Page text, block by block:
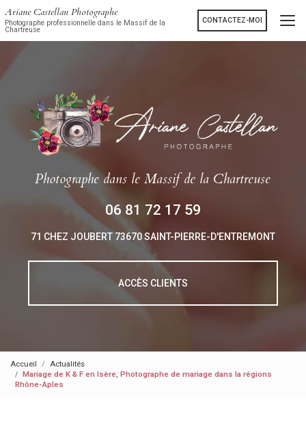
au
contenu
Ariane Castellan Photographe
Photographe professionnelle dans le Massif de la
Chartreuse
CONTACTEZ-MOI
Photographedans le Massif de la Chartreuse
06 81 72 17 59
71 CHEZ JOUBERT 73670 SAINT-PIERRE-D'ENTREMONT
ACCÈS CLIENTS
Accueil
Actualités
Mariage de K & F en Isère, Photographe de mariage dans la régions
Rhône-Aples